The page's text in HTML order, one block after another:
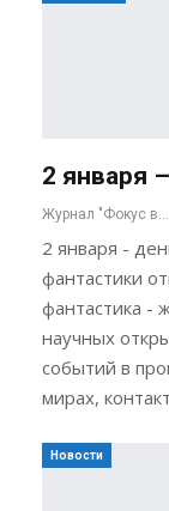
2 января
Журнал "Фокус внимания"
2 января -
фантастики
фантастика -
научных
событий в
мирах,
Новости